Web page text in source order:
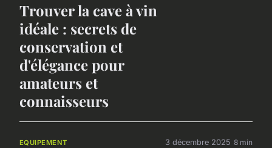
Trouver la cave à vin
idéale : secrets de
conservation et
d'élégance pour
amateurs et
connaisseurs
EQUIPEMENT 3 décembre 2025 8 min